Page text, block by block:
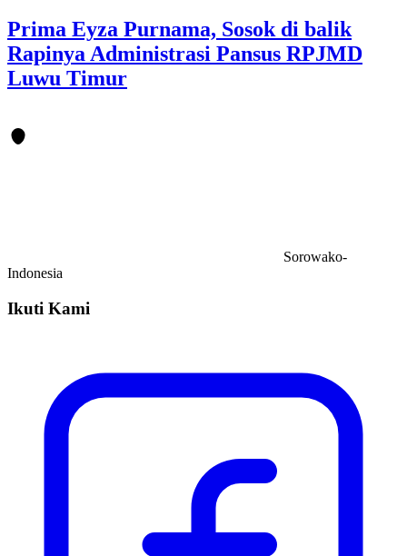
Prima Eyza Purnama, Sosok di balik
Rapinya Administrasi Pansus RPJMD
Luwu Timur
Sorowako-
Indonesia
Ikuti Kami